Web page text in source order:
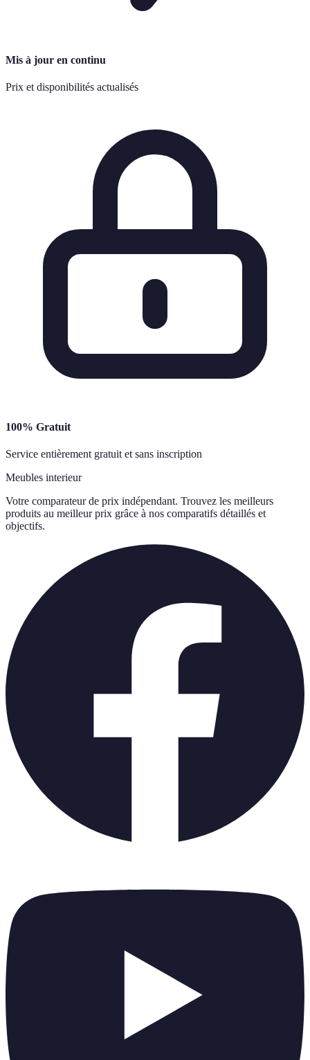
Mis à jour en continu
Prix et disponibilités actualisés
100% Gratuit
Service entièrement gratuit et sans inscription
Meubles interieur
Votre comparateur de prix indépendant. Trouvez les meilleurs
produits au meilleur prix grâce à nos comparatifs détaillés et
objectifs.